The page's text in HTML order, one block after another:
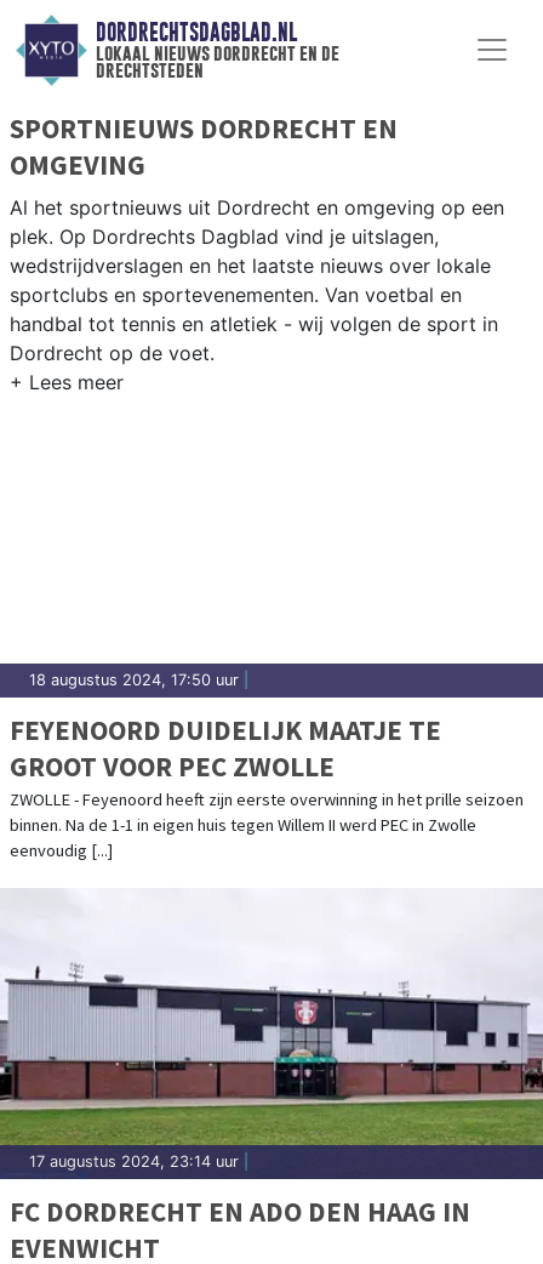
DORDRECHTSDAGBLAD.NL
lokaal nieuws dordrecht en de
drechtsteden
SPORTNIEUWS DORDRECHT EN
OMGEVING
Al het sportnieuws uit Dordrecht en omgeving op een
plek. Op Dordrechts Dagblad vind je uitslagen,
wedstrijdverslagen en het laatste nieuws over lokale
sportclubs en sportevenementen. Van voetbal en
handbal tot tennis en atletiek - wij volgen de sport in
Dordrecht op de voet.
18 augustus 2024, 17:50 uur
FEYENOORD DUIDELIJK MAATJE TE
GROOT VOOR PEC ZWOLLE
ZWOLLE - Feyenoord heeft zijn eerste overwinning in het prille seizoen
binnen. Na de 1-1 in eigen huis tegen Willem II werd PEC in Zwolle
eenvoudig [...]
17 augustus 2024, 23:14 uur
FC DORDRECHT EN ADO DEN HAAG IN
EVENWICHT